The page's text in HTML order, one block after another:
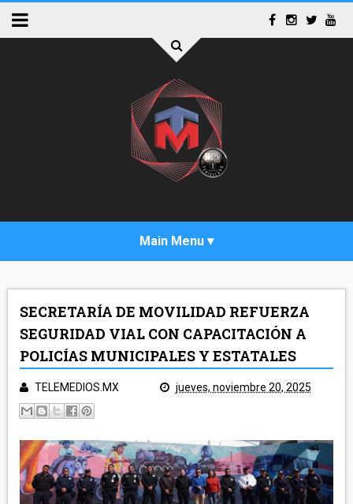
POLICÍA Y NOTA ROJA
SALUD
EDUCACIÓN
ECONOMÍA
CAMPO
ARTE Y CULTURA
TLAXCALA
LEGISLATIVO
JUDICIAL
MUNICIPIOS
SECRETARÍA DE MOVILIDAD REFUERZA
SEGURIDAD VIAL CON CAPACITACIÓN A
POLICÍAS MUNICIPALES Y ESTATALES
TELEMEDIOS.MX jueves, noviembre 20, 2025